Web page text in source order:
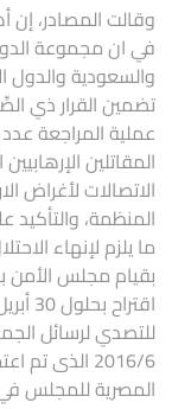
وقالت المصادر، إن
في ان مجموعة
والسعودية
تضمين القرار ذي
عملية المراجعة
المقاتلين
الاتصالات لأغراض
المنظمة،
ما يلزم لإنهاء
بقيام مجلس الأمن
للتصدي لرسائل
2016/6
المصرية للمجلس في